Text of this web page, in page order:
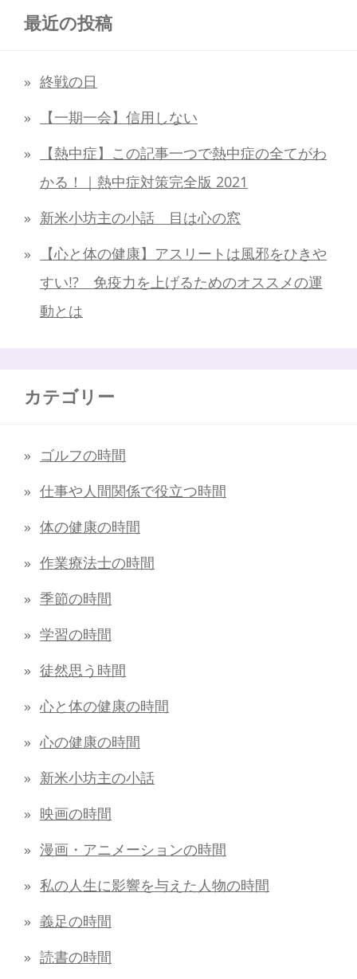
最近の投稿
終戦の日
【一期一会】信用しない
【熱中症】この記事一つで熱中症の全てがわ
かる！｜熱中症対策完全版 2021
新米小坊主の小話 目は心の窓
【心と体の健康】アスリートは風邪をひきや
すい!? 免疫力を上げるためのオススメの運
動とは
カテゴリー
ゴルフの時間
仕事や人間関係で役立つ時間
体の健康の時間
作業療法士の時間
季節の時間
学習の時間
徒然思う時間
心と体の健康の時間
心の健康の時間
新米小坊主の小話
映画の時間
漫画・アニメーションの時間
私の人生に影響を与えた人物の時間
義足の時間
読書の時間